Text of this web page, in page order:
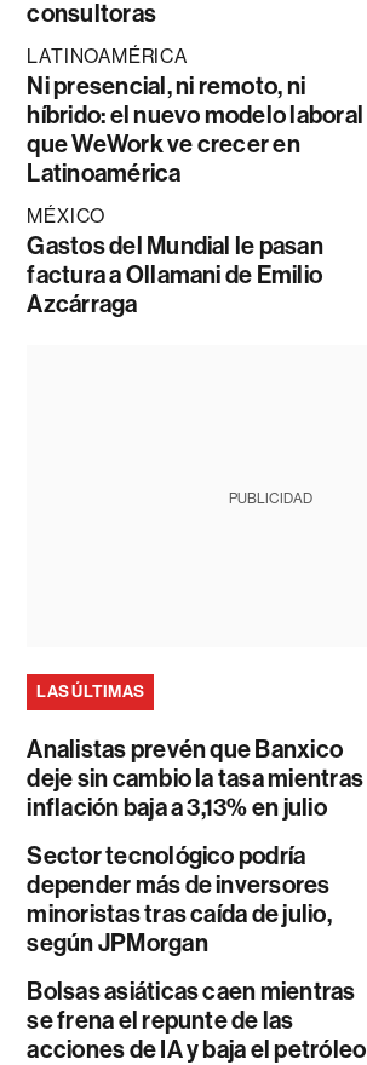
consultoras
LATINOAMÉRICA
Ni presencial, ni remoto, ni
híbrido: el nuevo modelo laboral
que WeWork ve crecer en
Latinoamérica
MÉXICO
Gastos del Mundial le pasan
factura a Ollamani de Emilio
Azcárraga
PUBLICIDAD
LAS ÚLTIMAS
Analistas prevén que Banxico
deje sin cambio la tasa mientras
inflación baja a 3,13% en julio
Sector tecnológico podría
depender más de inversores
minoristas tras caída de julio,
según JPMorgan
Bolsas asiáticas caen mientras
se frena el repunte de las
acciones de IA y baja el petróleo